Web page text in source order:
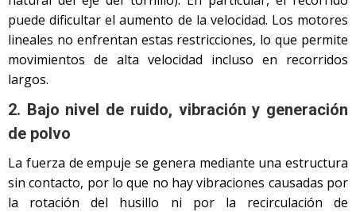
puede dificultar el aumento de la velocidad. Los motores
lineales no enfrentan estas restricciones, lo que permite
movimientos de alta velocidad incluso en recorridos
largos.
2. Bajo nivel de ruido, vibración y generación
de polvo
La fuerza de empuje se genera mediante una estructura
sin contacto, por lo que no hay vibraciones causadas por
la rotación del husillo ni por la recirculación de